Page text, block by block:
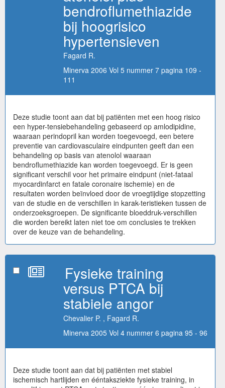
bendroflumethiazide
bij hoogrisico
hypertensieven
Fagard R.
Minerva 2006 Vol 5 nummer 7 pagina 109 -
111
Deze studie toont aan dat bij patiënten met een hoog risico
een hyper-tensiebehandeling gebaseerd op amlodipidine,
waaraan perindopril kan worden toegevoegd, een betere
preventie van cardiovasculaire eindpunten geeft dan een
behandeling op basis van atenolol waaraan
bendroflumethiazide kan worden toegevoegd. Er is geen
significant verschil voor het primaire eindpunt (niet-fataal
myocardinfarct en fatale coronaire ischemie) en de
resultaten worden beïnvloed door de vroegtijdige stopzetting
van de studie en de verschillen in karak-teristieken tussen de
onderzoeksgroepen. De significante bloeddruk-verschillen
die worden bereikt laten niet toe om conclusies te trekken
over de keuze van de behandeling.
Fysieke training
versus PTCA bij
stabiele angor
Chevalier P. , Fagard R.
Minerva 2005 Vol 4 nummer 6 pagina 95 - 96
Deze studie toont aan dat bij patiënten met stabiel
ischemisch hartlijden en ééntaksziekte fysieke training, in